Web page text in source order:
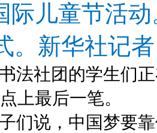
际儿童节活
。新华社记
法社团的学生们
上最后一笔。
们说，中国梦要